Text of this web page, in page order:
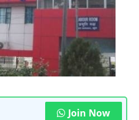
Join Now